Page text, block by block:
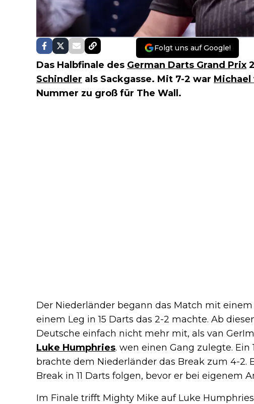
Folgt uns auf Google!
Das Halbfinale des German Darts Grand Prix
Schindler als Sackgasse. Mit 7-2 war Michael
Nummer zu groß für The Wall.
Der Niederländer begann das Match mit
einem Leg in 15 Darts das 2-2 machte. Ab
Deutsche einfach nicht mehr mit, als van
Luke Humphries. wen einen Gang zulegte. Ein
brachte dem Niederländer das Break zum 4-2.
Break in 11 Darts folgen, bevor er bei eigenem
Im Finale trifft Mighty Mike auf Luke